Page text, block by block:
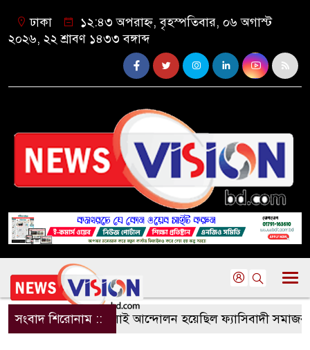
ঢাকা
১২:৪৩ অপরাহ্ন, বৃহস্পতিবার, ০৬ অগাস্ট
২০২৬, ২২ শ্রাবণ ১৪৩৩ বঙ্গাব্দ
সংবাদ শিরোনাম ::জুলাই আন্দোলন হয়েছিল ফ্যাসিবাদী সমাজব্যবস্থার